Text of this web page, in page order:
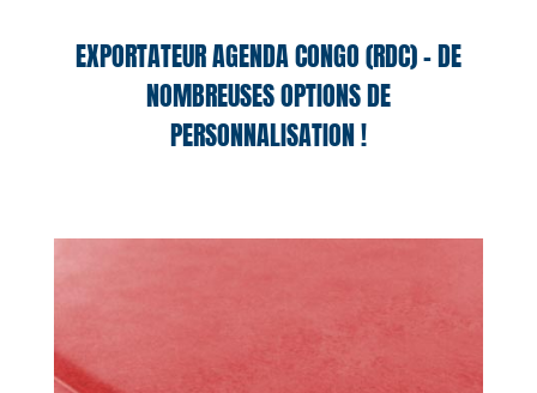
EXPORTATEUR AGENDA CONGO (RDC) – DE
NOMBREUSES OPTIONS DE
PERSONNALISATION !